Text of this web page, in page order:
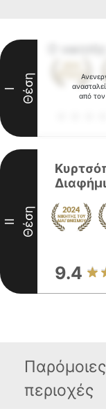
από τον
I Θέση
II Θέση
9.4
περιοχές